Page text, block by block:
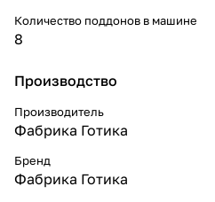
Количество поддонов в машине
8
Производство
Производитель
Фабрика Готика
Бренд
Фабрика Готика